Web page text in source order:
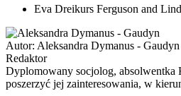
Eva Dreikurs Ferguson and
Autor: Aleksandra Dymanus - Gaudyn
Redaktor
Dyplomowany socjolog, absolwentka
poszerzyć jej zainteresowania, w